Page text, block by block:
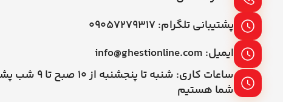
پشتیبانی تلگرام: ۰۹۰۵۷۲۷۹۳۱۷
ایمیل: info@ghestionline.com
ساعات کاری: شنبه تا پنجشنبه
شما هستیم